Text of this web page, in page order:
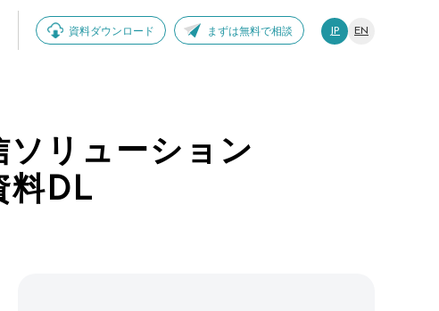
資料ダウンロード まずは無料で相談 JP EN
リューション
料DL